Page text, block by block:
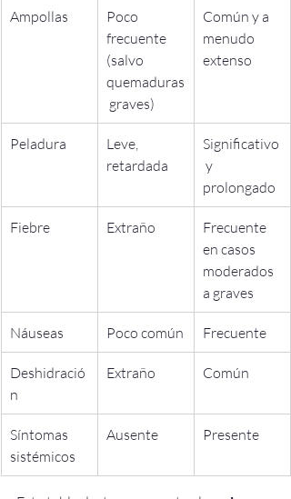
Ampollas
Poco
frecuente
(salvo
quemaduras
graves)
Común y a
menudo
extenso
Peladura
Leve,
retardada
Significativo
y
prolongado
Fiebre Extraño
Frecuente
en casos
moderados
a graves
Náuseas Poco común Frecuente
Deshidració
n
Extraño Común
Síntomas
sistémicos
Ausente Presente